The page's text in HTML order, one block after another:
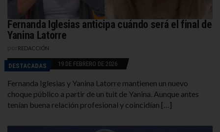
Fernanda Iglesias anticipa cuándo será el final de
Yanina Latorre
REDACCIÓN
DESTACADAS 19 DE FEBRERO DE 2026
Fernanda Iglesias y Yanina Latorre mantienen un nuevo
choque público a partir de un tuit de Yanina. Aunque antes
tenían buena relación profesional y coincidían […]